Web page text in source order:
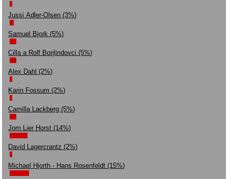
Jussi Adler-Olsen (3%)
Samuel Bjork (5%)
Cilla a Rolf Borjlindovci (5%)
Alex Dahl (2%)
Karin Fossum (2%)
Camilla Lackberg (5%)
Jorn Lier Horst (14%)
David Lagercrantz (2%)
Michael Hjorth - Hans Rosenfeldt (15%)